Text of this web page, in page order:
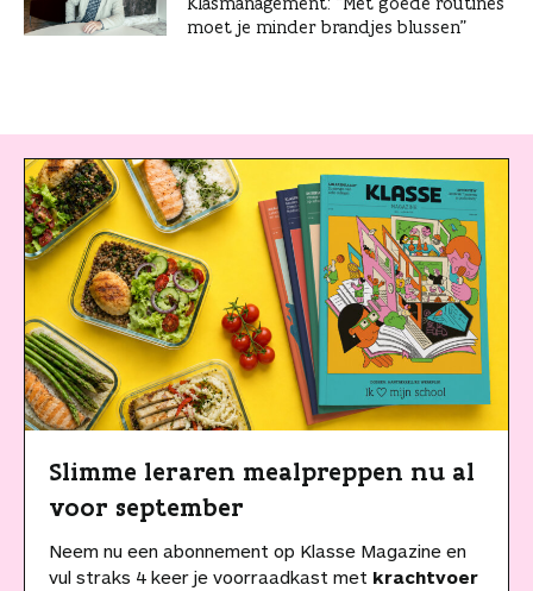
moet je minder brandjes blussen”
Slimme leraren mealpreppen nu al
voor september
Neem nu een abonnement op Klasse Magazine en
vul straks 4 keer je voorraadkast met krachtvoer